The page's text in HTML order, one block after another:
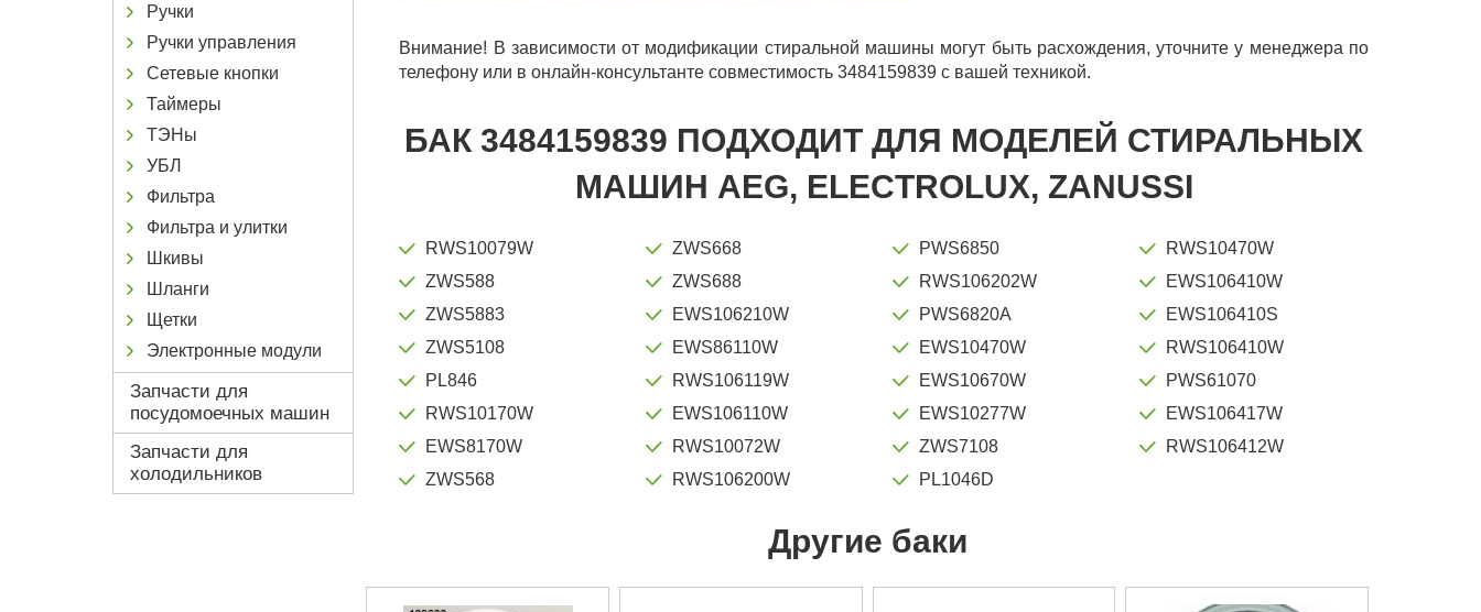
Ручки
Ручки управления
Сетевые кнопки
Таймеры
ТЭНы
УБЛ
Фильтра
Фильтра и улитки
Шкивы
Шланги
Щетки
Электронные модули
Запчасти для
посудомоечных машин
Запчасти для
холодильников
Внимание! В зависимости от модификации стиральной машины могут быть расхождения, уточните у менеджера по
телефону или в онлайн-консультанте совместимость 3484159839 с вашей техникой.
БАК 3484159839 ПОДХОДИТ ДЛЯ МОДЕЛЕЙ СТИРАЛЬНЫХ
МАШИН AEG, ELECTROLUX, ZANUSSI
RWS10079W
ZWS588
ZWS5883
ZWS5108
PL846
RWS10170W
EWS8170W
ZWS568
ZWS668
ZWS688
EWS106210W
EWS86110W
RWS106119W
EWS106110W
RWS10072W
RWS106200W
PWS6850
RWS106202W
PWS6820A
EWS10470W
EWS10670W
EWS10277W
ZWS7108
PL1046D
RWS10470W
EWS106410W
EWS106410S
RWS106410W
PWS61070
EWS106417W
RWS106412W
Другие баки